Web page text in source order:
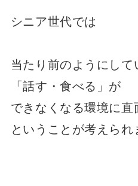
シニア世代では
当たり前のようにして
「話す・食べる」が
できなくなる環境に直
ということが考えられ